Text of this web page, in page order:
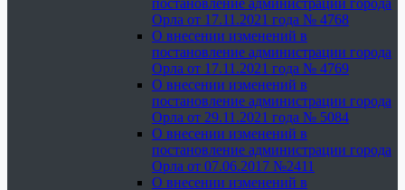
постановление администрации города
Орла от 17.11.2021 года № 4768
О внесении изменений в
постановление администрации города
Орла от 17.11.2021 года № 4769
О внесении изменений в
постановление администрации города
Орла от 29.11.2021 года № 5084
О внесении изменений в
постановление администрации города
Орла от 07.06.2017 №2411
О внесении изменений в